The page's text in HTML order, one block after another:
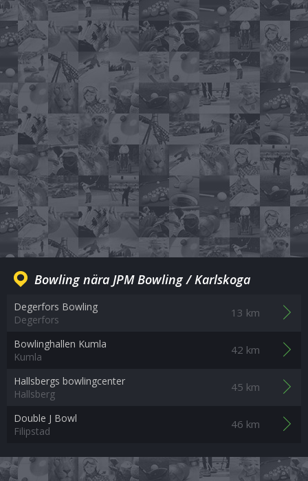
Bowling nära JPM Bowling / Karlskoga
Degerfors Bowling
Degerfors
13 km
Bowlinghallen Kumla
Kumla
42 km
Hallsbergs bowlingcenter
Hallsberg
45 km
Double J Bowl
Filipstad
46 km